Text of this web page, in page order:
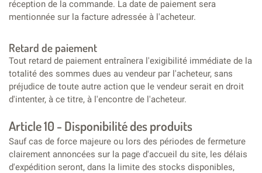
réception de la commande. La date de paiement sera
mentionnée sur la facture adressée à l'acheteur.
Retard de paiement
Tout retard de paiement entraînera l'exigibilité immédiate de la
totalité des sommes dues au vendeur par l'acheteur, sans
préjudice de toute autre action que le vendeur serait en droit
d'intenter, à ce titre, à l'encontre de l'acheteur.
Article 10 - Disponibilité des produits
Sauf cas de force majeure ou lors des périodes de fermeture
clairement annoncées sur la page d'accueil du site, les délais
d'expédition seront, dans la limite des stocks disponibles,